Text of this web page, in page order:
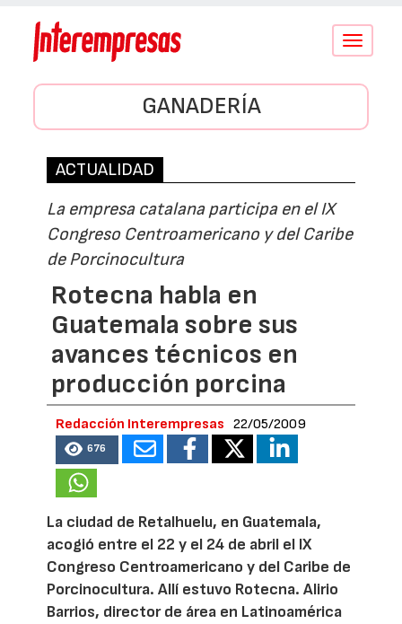
Conmutar
GANADERÍA
ACTUALIDAD
La empresa catalana participa en el IX
Congreso Centroamericano y del Caribe
de Porcinocultura
Rotecna habla en
Guatemala sobre sus
avances técnicos en
producción porcina
Redacción Interempresas 22/05/2009
676
La ciudad de Retalhuelu, en Guatemala,
acogió entre el 22 y el 24 de abril el IX
Congreso Centroamericano y del Caribe de
Porcinocultura. Allí estuvo Rotecna. Alirio
Barrios, director de área en Latinoamérica